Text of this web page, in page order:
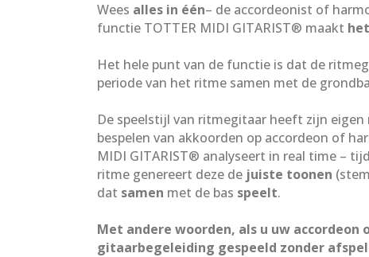
Wees alles in één– de accordeonist of
functie TOTTER MIDI GITARIST® maakt
Het hele punt van de functie is dat de
periode van het ritme samen met de
De speelstijl van ritmegitaar heeft zijn
bespelen van akkoorden op accordeon of
MIDI GITARIST® analyseert in real time –
ritme genereert deze de juiste toonen
dat samen met de bas speelt.
Met andere woorden, als u uw
gitaarbegeleiding gespeeld zonder